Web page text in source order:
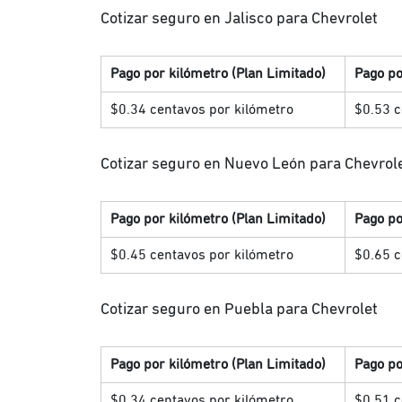
Cotizar seguro en Jalisco para Chevrolet
Pago por kilómetro (Plan Limitado) Pago
$0.34 centavos por kilómetro $0.53
Cotizar seguro en Nuevo León para
Pago por kilómetro (Plan Limitado) Pago
$0.45 centavos por kilómetro $0.65
Cotizar seguro en Puebla para Chevrolet
Pago por kilómetro (Plan Limitado) Pago